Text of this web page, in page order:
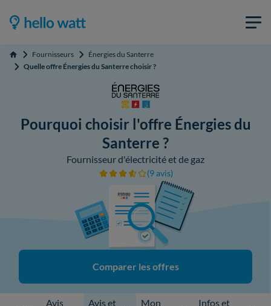
Accueil Fournisseurs
Énergies du Santerre
Quelle offre Énergies du Santerre choisir ?
Pourquoi choisir l'offre Énergies du
Santerre ?
Fournisseur d'électricité et de gaz
(9 avis)
Comparer les offres
Avis
Avis et
Mon
Infos et